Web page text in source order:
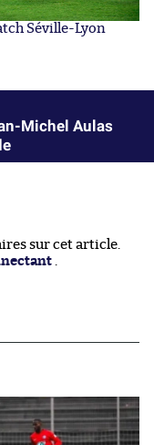
Séville-Lyon
Michel Aulas
sur cet article.
.